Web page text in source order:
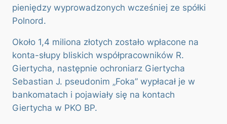
pieniędzy wyprowadzonych wcześniej ze spółki
Polnord.
Około 1,4 miliona złotych zostało wpłacone na
konta-słupy bliskich współpracowników R.
Giertycha, następnie ochroniarz Giertycha
Sebastian J. pseudonim „Foka” wypłacał je w
bankomatach i pojawiały się na kontach
Giertycha w PKO BP.